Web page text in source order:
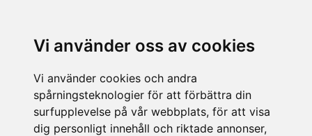
Vi använder oss av cookies
Vi använder cookies och andra
spårningsteknologier för att förbättra din
surfupplevelse på vår webbplats, för att visa
dig personligt innehåll och riktade annonser,